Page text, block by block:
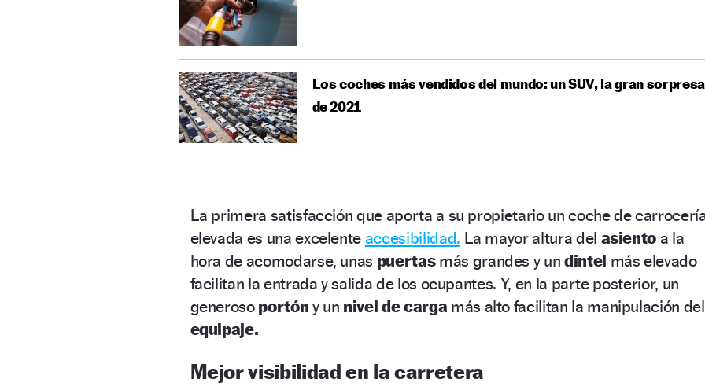
Los coches más vendidos del mundo: un SUV, la gran sorpresa
de 2021
La primera satisfacción que aporta a su propietario un coche de
elevada es una excelente accesibilidad. La mayor altura del asiento a la
hora de acomodarse, unas puertasmás grandes y undintel más elevado
facilitan la entrada y salida de los ocupantes. Y, en la parte posterior, un
generoso portón y un nivel de carga más alto facilitan la manipulación del
equipaje.
Mejor visibilidad en la carretera